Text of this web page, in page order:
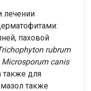
лечении
паховой
rubrum
Microsporum canis
также для
также